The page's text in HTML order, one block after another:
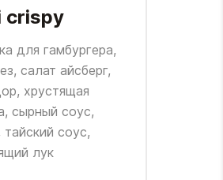
crispy
для гамбургера,
салат айсберг,
хрустящая
сырный соус,
тайский соус,
лук